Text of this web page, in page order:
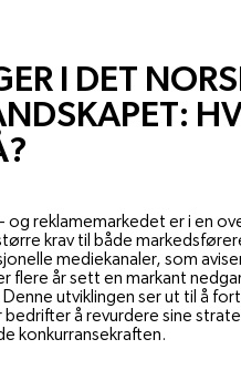
I DET
og reklamemarkedet er i en
krav til både
mediekanaler, som
flere år sett en markant
utviklingen ser ut til å
bedrifter å revurdere sine
konkurransekraften.